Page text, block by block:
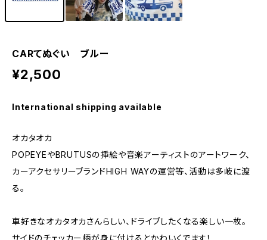
CARてぬぐい ブルー
¥2,500
International shipping available
オカタオカ
POPEYEやBRUTUSの挿絵や音楽アーティストのアートワーク、
カーアクセサリーブランドHIGH WAYの運営等、活動は多岐に渡
る。
車好きなオカタオカさんらしい、ドライブしたくなる楽しい一枚。
サイドのチェッカー柄が身に付けるとかわいくでます！